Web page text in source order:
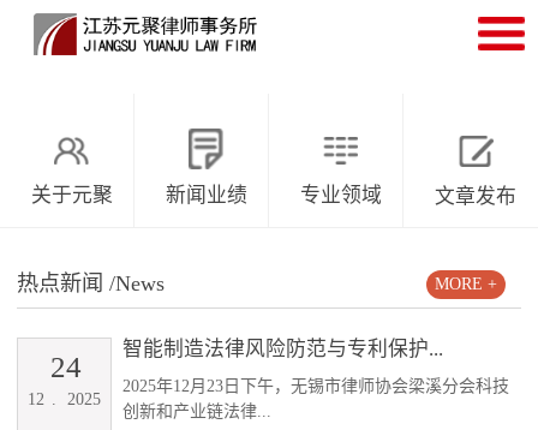
关于元聚 新闻业绩 专业领域 文章发布
热点新闻 /News
智能制造法律风险防范与专利保护...
2025年12月23日下午，无锡市律师协会梁溪分会科技
创新和产业链法律...
12 . 2025
24
MORE +